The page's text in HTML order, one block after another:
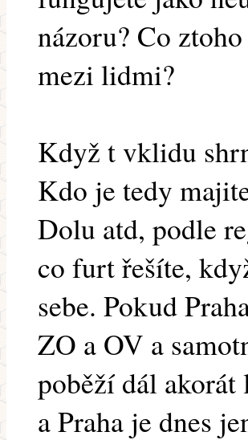
názoru? Co
mezi lidmi?
Když t vklidu
Kdo je tedy
Dolu atd, podle
co furt řešíte,
sebe. Pokud
ZO a OV a
poběží dál
a Praha je dnes